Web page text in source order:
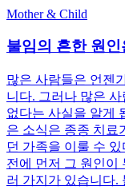
Mother & Child
불임의 흔한 원
많은 사람들은 언젠
니다. 그러나 많은
없다는 사실을 알게
은 소식은 종종 치료
던 가족을 이룰 수
전에 먼저 그 원인이
러 가지가 있습니다.